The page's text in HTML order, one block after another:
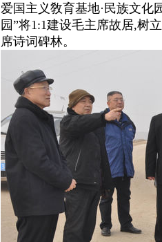
爱国主义敎育基地·民族文化
园”将1:1建设毛主席故居,树
席诗词碑林。